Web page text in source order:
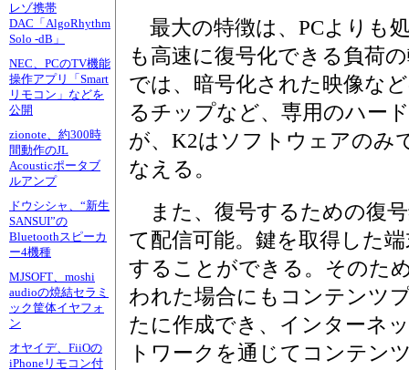
レゾ携帯
DAC「AlgoRhythm
Solo -dB」
NEC、PCのTV機能
操作アプリ「Smart
リモコン」などを
公開
zionote、約300時
間動作のJL
Acousticポータブ
ルアンプ
ドウシシャ、“新生
SANSUI”の
Bluetoothスピーカ
ー4機種
MJSOFT、moshi
audioの焼結セラミ
ック筐体イヤフォ
ン
オヤイデ、FiiOの
iPhoneリモコン付
最大の特徴は、PCよりも
も高速に復号化できる負荷
では、暗号化された映像な
るチップなど、専用のハー
が、K2はソフトウェアのみ
なえる。
また、復号するための復
て配信可能。鍵を取得した
することができる。そのた
われた場合にもコンテンツ
たに作成でき、インターネ
トワークを通じてコンテン